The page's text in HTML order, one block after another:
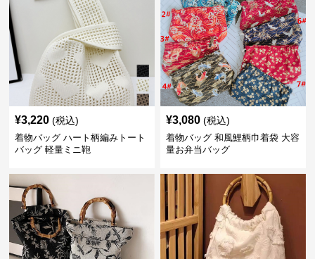
¥3,220 (税込)
着物バッグ ハート柄編みトート
バッグ 軽量ミニ鞄
¥3,080 (税込)
着物バッグ 和風鯉柄巾着袋 大容
量お弁当バッグ